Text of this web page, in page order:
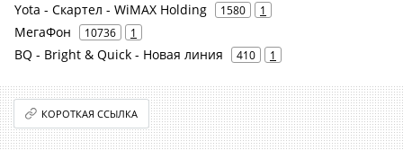
Yota - Скартел - WiMAX Holding 1580 1
МегаФон 10736 1
BQ - Bright & Quick - Новая линия 410 1
КОРОТКАЯ ССЫЛКА